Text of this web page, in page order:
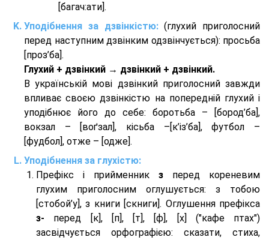
[багач:ати].
Уподібнення за дзвінкістю:(глухий приголосний
перед наступним дзвінким одзвінчується): просьба
[проз’ба].
Глухий + дзвінкий → дзвінкий + дзвінкий.
В українській мові дзвінкий приголосний завжди
впливає своєю дзвінкістю на попередній глухий і
уподібнює його до себе: боротьба – [бород’ба],
вокзал – [воґзал], кісьба –[к’із’ба], футбол –
[фудбол], отже – [одже].
Уподібнення за глухістю:
Префікс і прийменник з перед кореневим
глухим приголосним оглушується: з тобою
[стобой’у], з книги [скниги]. Оглушення префікса
з- перед [к], [п], [т], [ф], [х] ("кафе птах")
засвідчується орфографією: сказати, стиха,